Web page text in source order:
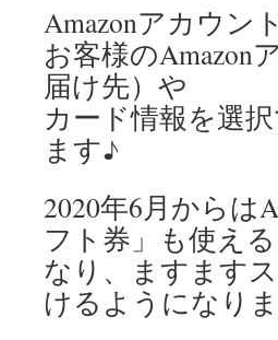
Amazonアカウン
お客様のAmazon
届け先）や
カード情報を選
ます♪
2020年6月からは
フト券」も使え
なり、ますます
けるようになり